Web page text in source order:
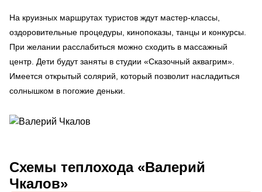
На круизных маршрутах туристов ждут мастер-классы,
оздоровительные процедуры, кинопоказы, танцы и конкурсы.
При желании расслабиться можно сходить в массажный
центр. Дети будут заняты в студии «Сказочный аквагрим».
Имеется открытый солярий, который позволит насладиться
солнышком в погожие деньки.
Схемы теплохода «Валерий
Чкалов»